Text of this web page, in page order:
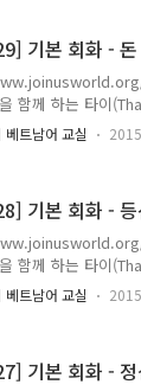
기본 회화 -
함께 하는 타이
. 버이 / 져 / 또이 /
나는 지금 돈을 모
트남어 교실
기본 회화 -
함께 하는 타이
워요. 꼬 / 틱 / 레
/ 틱 / 쭛 / 쭛 / 엠 /
트남어 교실
기본 회화 -